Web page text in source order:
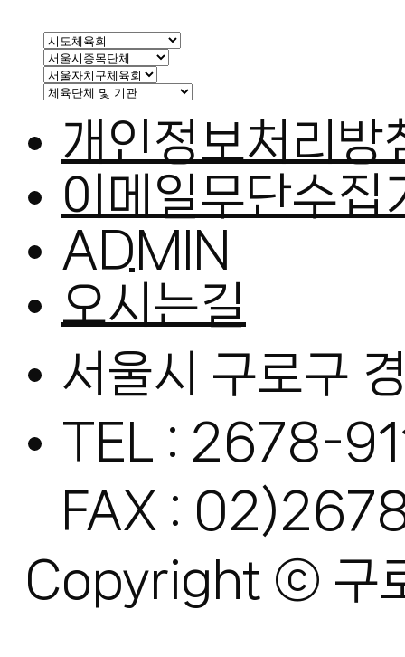
개인정보처리방
이메일무단수집
ADMIN
오시는길
서울시 구로구
TEL : 2678-
FAX :
Copyright ⓒ 구